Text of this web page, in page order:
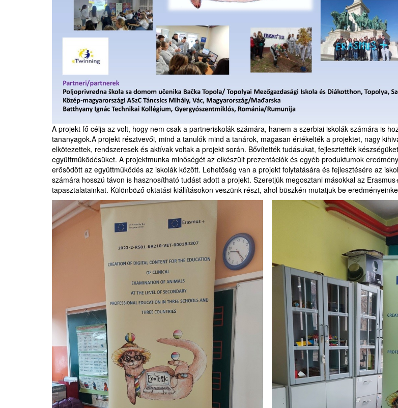
A projekt fő célja az volt, hogy nem csak a partneriskolák számára, hanem a szerbiai iskolák számára is
tananyagok.A projekt résztvevői, mind a tanulók mind a tanárok, magasan értékelték a projektet, nagy
elkötezettek, rendszeresek és aktívak voltak a projekt során. Bővítették tudásukat, fejlesztették
együttműködésüket. A projektmunka minőségét az elkészült prezentációk és egyéb produktumok
erősödött az együttműködés az iskolák között. Lehetőség van a projekt folytatására és fejlesztésére az
számára hosszú távon is hasznosítható tudást adott a projekt. Szeretjük megosztani másokkal az
tapasztalatainkat. Különböző oktatási kiállításokon veszünk részt, ahol büszkén mutatjuk be